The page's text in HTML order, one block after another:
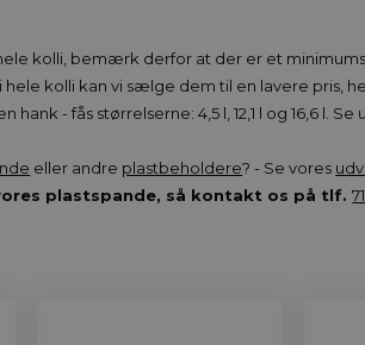
kolli, bemærk derfor at der er et
kolli kan vi sælge dem til en lavere pris,
- fås størrelserne: 4,5 l, 12,1 l og 16,6 l.
eller andre plastbeholdere? - Se vores
plastspande, så kontakt os på tlf.